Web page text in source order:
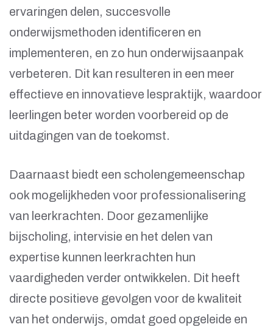
ervaringen delen, succesvolle
onderwijsmethoden identificeren en
implementeren, en zo hun onderwijsaanpak
verbeteren. Dit kan resulteren in een meer
effectieve en innovatieve lespraktijk, waardoor
leerlingen beter worden voorbereid op de
uitdagingen van de toekomst.
Daarnaast biedt een scholengemeenschap
ook mogelijkheden voor professionalisering
van leerkrachten. Door gezamenlijke
bijscholing, intervisie en het delen van
expertise kunnen leerkrachten hun
vaardigheden verder ontwikkelen. Dit heeft
directe positieve gevolgen voor de kwaliteit
van het onderwijs, omdat goed opgeleide en